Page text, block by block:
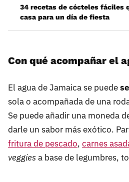
34 recetas de cócteles fáciles
casa para un día de fiesta
Con qué acompañar el
El agua de Jamaica se puede
sola o acompañada de una
Se puede añadir una moneda
darle un sabor más exótico.
fritura de pescado, carnes
veggiesa base de legumbres,